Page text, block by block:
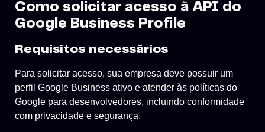
Como solicitar acesso à API do
Google Business Profile
Requisitos necessários
Para solicitar acesso, sua empresa deve possuir um
perfil Google Business ativo e atender às políticas do
Google para desenvolvedores, incluindo conformidade
com privacidade e segurança.